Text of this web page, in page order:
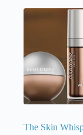
The Skin